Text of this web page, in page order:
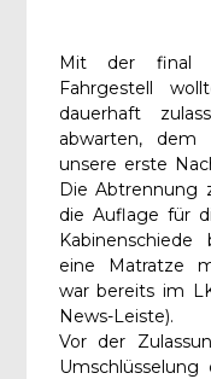
Mit der final
Fahrgestell
dauerhaft
abwarten,
unsere erste
Die Abtrennung
die Auflage für
eine Matratze
war bereits im
News-Leiste).
Vor der